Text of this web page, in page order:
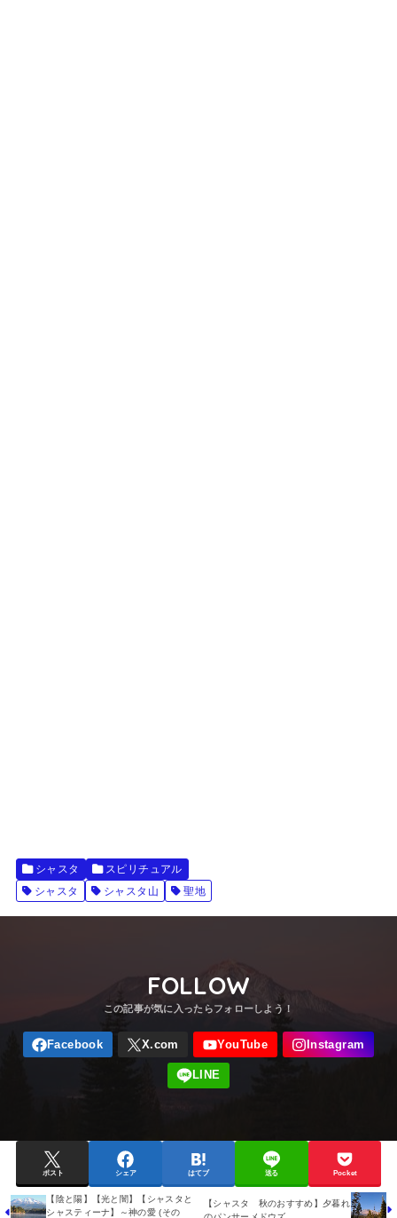
シャスタ
スピリチュアル
シャスタ
シャスタ山 聖地
FOLLOW
ポスト シェア はてブ 送る Pocket
【陰と陽】【光と闇】【シャスタと
シャスティーナ】～神の愛 (その
【シャスタ 秋のおすすめ】夕暮れ